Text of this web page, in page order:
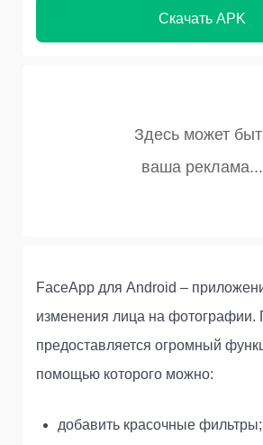
Скачать APK
FaceApp для Android –
изменения лица на фотографии.
предоставляется огромный
помощью которого можно:
добавить красочные фильтры;